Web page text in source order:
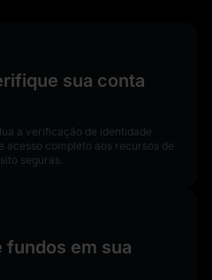
sua conta
a verificação de identidade
acesso completo aos recursos de
seguras.
fundos em sua